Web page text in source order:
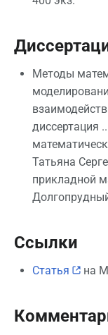
Методы
диссертация
Татьяна
прикладной
Ссылки
Статья на